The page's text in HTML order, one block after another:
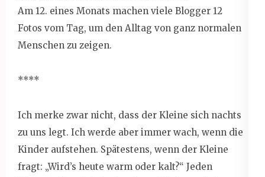
Am 12. eines Monats machen viele Blogger 12
Fotos vom Tag, um den Alltag von ganz normalen
Menschen zu zeigen.
****
Ich merke zwar nicht, dass der Kleine sich nachts
zu uns legt. Ich werde aber immer wach, wenn die
Kinder aufstehen. Spätestens, wenn der Kleine
fragt: „Wird’s heute warm oder kalt?“ Jeden